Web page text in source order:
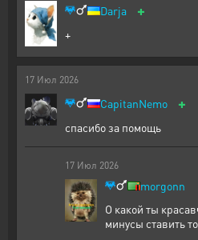
Darja +
+
17 Июл 2026
CapitanNemo +
спасибо за помощь
17 Июл 2026
morgonn
О какой ты
минусы ставить